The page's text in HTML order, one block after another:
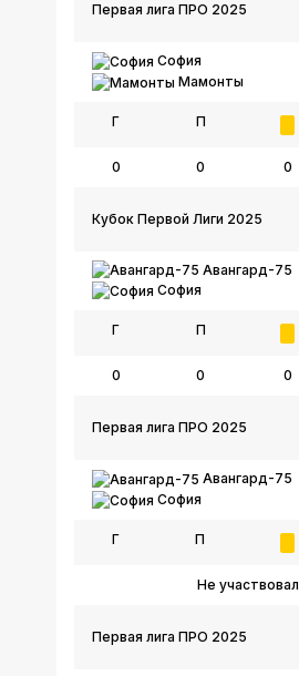
Первая лига ПРО 2025
София
Мамонты
Г П
0 0 0
Кубок Первой Лиги 2025
Авангард-75
София
Г П
0 0 0
Первая лига ПРО 2025
Авангард-75
София
Г П
Не участвовал
Первая лига ПРО 2025